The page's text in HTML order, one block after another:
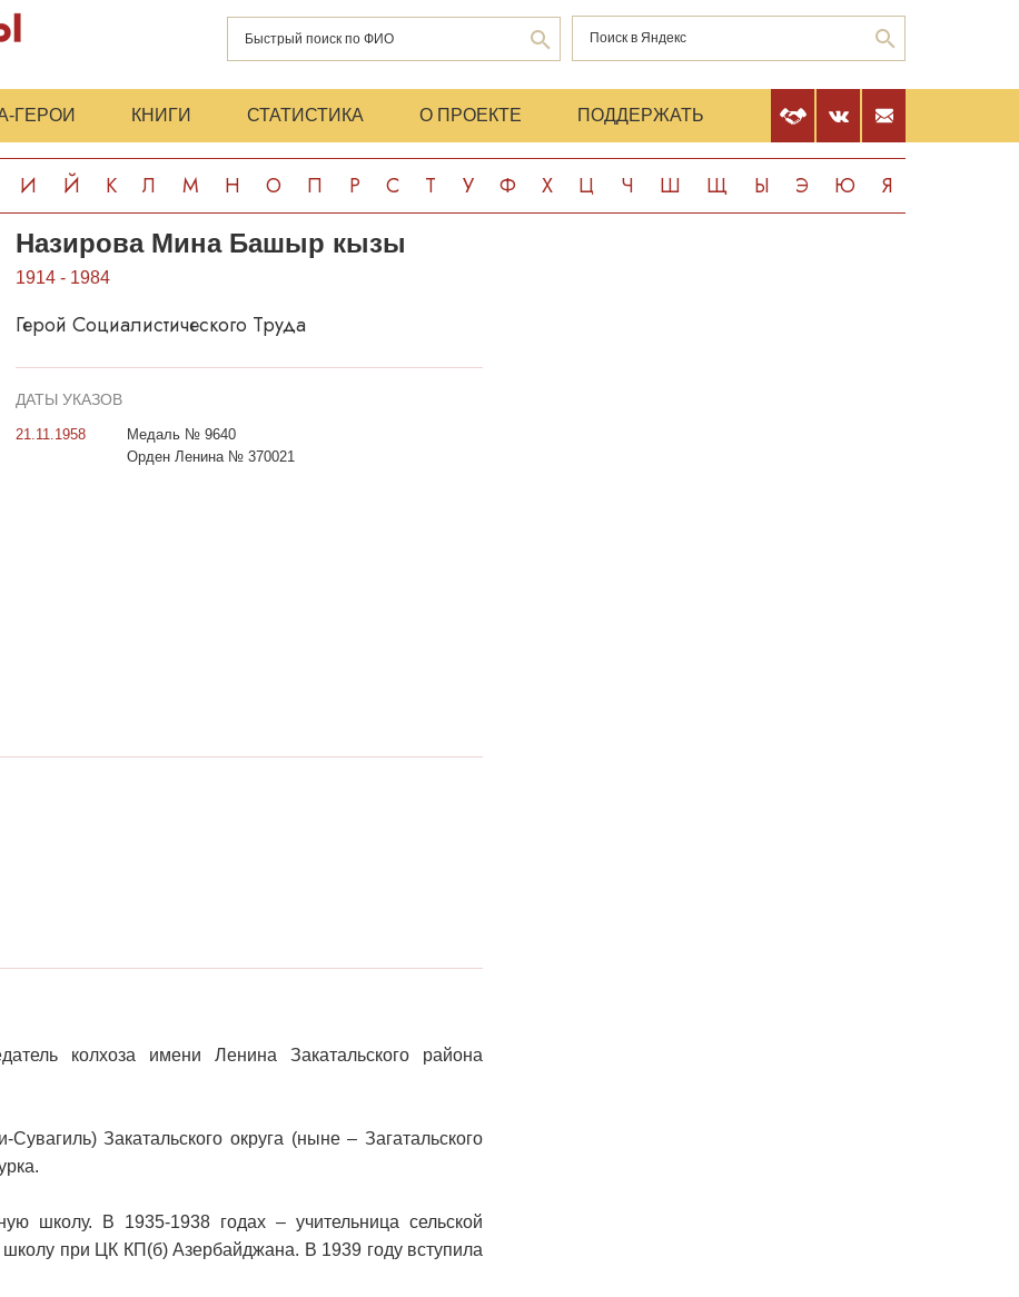
ГЕРОИ КНИГИ СТАТИСТИКА О ПРОЕКТЕ ПОДДЕРЖАТЬ
И Й К Л М Н О П Р С Т У Ф Х Ц Ч Ш Щ Ы Э Ю Я
Назирова Мина Башыр кызы
1914 - 1984
Герой Социалистического Труда
ДАТЫ УКАЗОВ
21.11.1958
Медаль № 9640
Орден Ленина № 370021
колхоза имени Ленина Закатальского района
Закатальского округа (ныне – Загатальского
школу. В 1935-1938 годах – учительница сельской
при ЦК КП(б) Азербайджана. В 1939 году вступила